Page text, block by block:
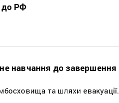
до РФ
навчання до завершення
та шляхи евакуації.